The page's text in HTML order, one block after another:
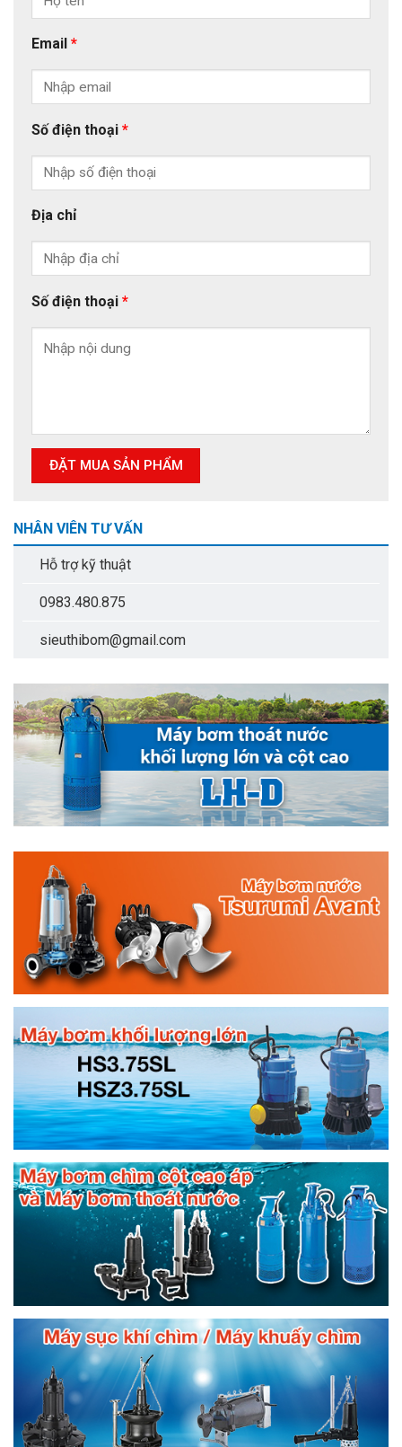
Email *
Số điện thoại *
Địa chỉ
Số điện thoại *
NHÂN VIÊN TƯ VẤN
Hỗ trợ kỹ thuật
0983.480.875
sieuthibom@gmail.com